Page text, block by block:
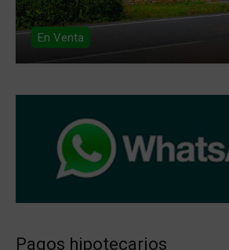
En Venta
Pagos hipotecarios